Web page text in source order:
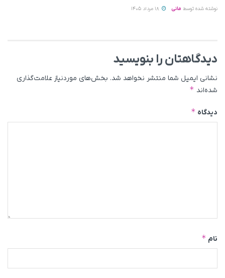
نوشته شده توسط مانی
دیدگاهتان را بنویسید
نشانی ایمیل شما منتشر نخواهد شد. بخش‌های موردنیاز علامت‌گذاری
شده‌اند *
دیدگاه *
نام *